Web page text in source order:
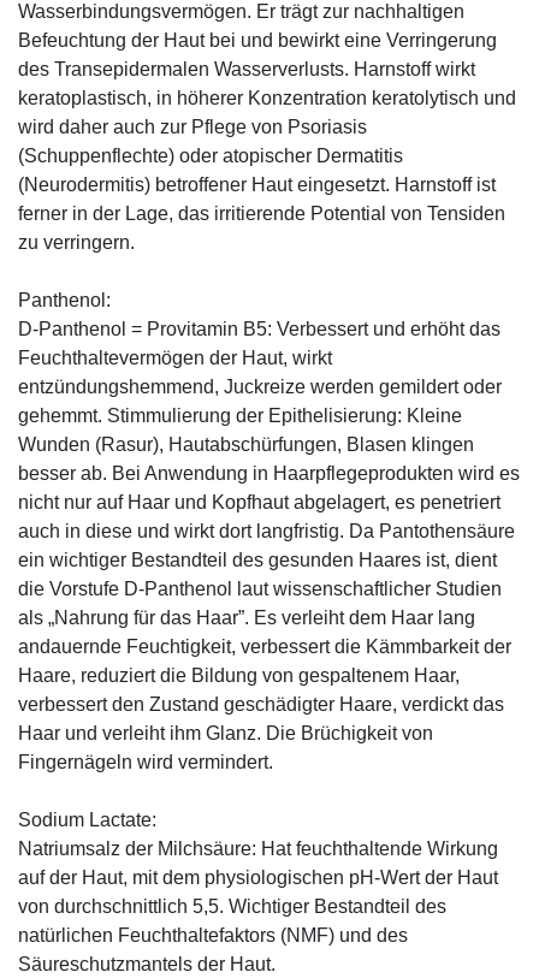
Wasserbindungsvermögen. Er trägt zur nachhaltigen
Befeuchtung der Haut bei und bewirkt eine Verringerung
des Transepidermalen Wasserverlusts. Harnstoff wirkt
keratoplastisch, in höherer Konzentration keratolytisch und
wird daher auch zur Pflege von Psoriasis
(Schuppenflechte) oder atopischer Dermatitis
(Neurodermitis) betroffener Haut eingesetzt. Harnstoff ist
ferner in der Lage, das irritierende Potential von Tensiden
zu verringern.
Panthenol:
D-Panthenol = Provitamin B5: Verbessert und erhöht das
Feuchthaltevermögen der Haut, wirkt
entzündungshemmend, Juckreize werden gemildert oder
gehemmt. Stimmulierung der Epithelisierung: Kleine
Wunden (Rasur), Hautabschürfungen, Blasen klingen
besser ab. Bei Anwendung in Haarpflegeprodukten wird es
nicht nur auf Haar und Kopfhaut abgelagert, es penetriert
auch in diese und wirkt dort langfristig. Da Pantothensäure
ein wichtiger Bestandteil des gesunden Haares ist, dient
die Vorstufe D-Panthenol laut wissenschaftlicher Studien
als „Nahrung für das Haar”. Es verleiht dem Haar lang
andauernde Feuchtigkeit, verbessert die Kämmbarkeit der
Haare, reduziert die Bildung von gespaltenem Haar,
verbessert den Zustand geschädigter Haare, verdickt das
Haar und verleiht ihm Glanz. Die Brüchigkeit von
Fingernägeln wird vermindert.
Sodium Lactate:
Natriumsalz der Milchsäure: Hat feuchthaltende Wirkung
auf der Haut, mit dem physiologischen pH-Wert der Haut
von durchschnittlich 5,5. Wichtiger Bestandteil des
natürlichen Feuchthaltefaktors (NMF) und des
Säureschutzmantels der Haut.